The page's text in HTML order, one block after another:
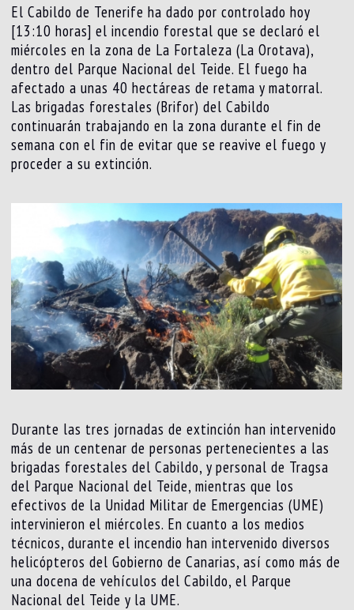
El Cabildo de Tenerife ha dado por controlado hoy
[13:10 horas] el incendio forestal que se declaró el
miércoles en la zona de La Fortaleza (La Orotava),
dentro del Parque Nacional del Teide. El fuego ha
afectado a unas 40 hectáreas de retama y matorral.
Las brigadas forestales (Brifor) del Cabildo
continuarán trabajando en la zona durante el fin de
semana con el fin de evitar que se reavive el fuego y
proceder a su extinción.
Durante las tres jornadas de extinción han intervenido
más de un centenar de personas pertenecientes a las
brigadas forestales del Cabildo, y personal de Tragsa
del Parque Nacional del Teide, mientras que los
efectivos de la Unidad Militar de Emergencias (UME)
intervinieron el miércoles. En cuanto a los medios
técnicos, durante el incendio han intervenido diversos
helicópteros del Gobierno de Canarias, así como más de
una docena de vehículos del Cabildo, el Parque
Nacional del Teide y la UME.